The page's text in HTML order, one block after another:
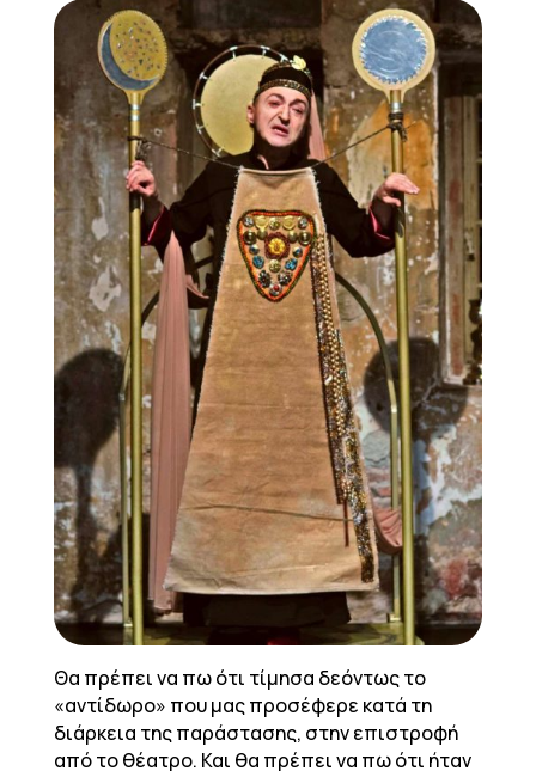
Θα πρέπει να πω ότι τίμησα δεόντως το
«αντίδωρο» που μας προσέφερε κατά τη
διάρκεια της παράστασης, στην επιστροφή
από το θέατρο. Και θα πρέπει να πω ότι ήταν